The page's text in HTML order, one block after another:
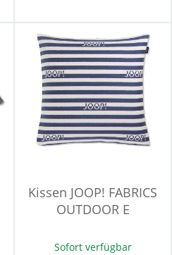
Kissen JOOP! FABRICS
OUTDOOR E
Sofort verfügbar